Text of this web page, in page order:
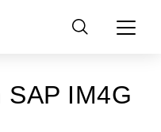
Suchen
IM4G